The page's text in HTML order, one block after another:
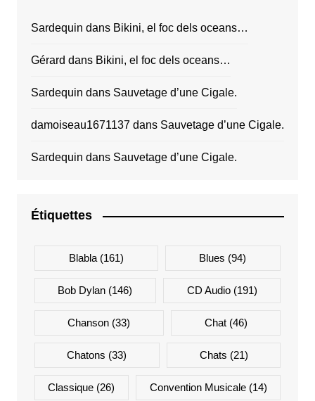
Sardequin dans Bikini, el foc dels oceans…
Gérard dans Bikini, el foc dels oceans…
Sardequin dans Sauvetage d’une Cigale.
damoiseau1671137dans Sauvetage d’une Cigale.
Sardequin dans Sauvetage d’une Cigale.
Étiquettes
Blabla(161) Blues (94)
Bob Dylan (146) CD Audio(191)
Chanson (33) Chat(46)
Chatons (33) Chats (21)
Classique (26) Convention Musicale(14)